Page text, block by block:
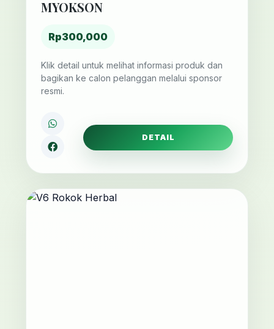
MYOKSON
Rp300,000
Klik detail untuk melihat informasi produk dan
bagikan ke calon pelanggan melalui sponsor
resmi.
DETAIL